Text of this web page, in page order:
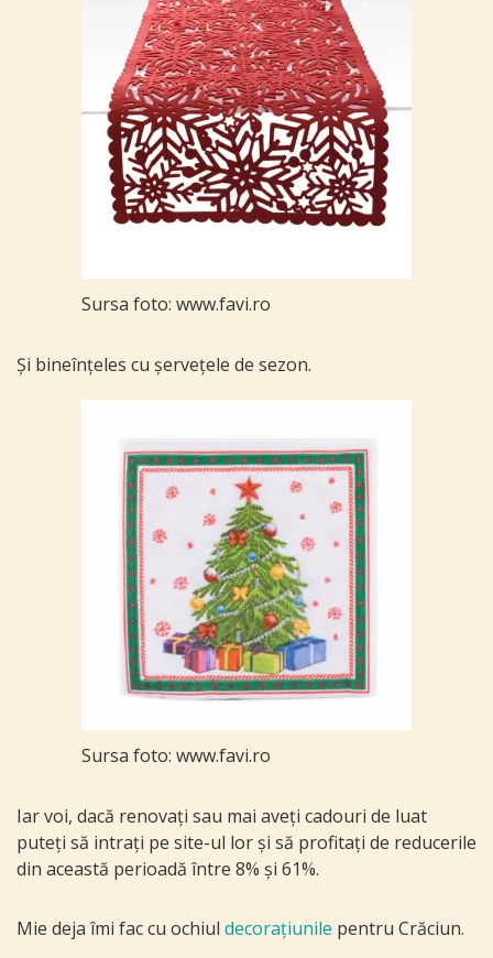
Sursa foto: www.favi.ro
Și bineînțeles cu șervețele de sezon.
Sursa foto: www.favi.ro
Iar voi, dacă renovați sau mai aveți cadouri de luat
puteți să intrați pe site-ul lor și să profitați de reducerile
din această perioadă între 8% și 61%.
Mie deja îmi fac cu ochiul decorațiunile pentru Crăciun.